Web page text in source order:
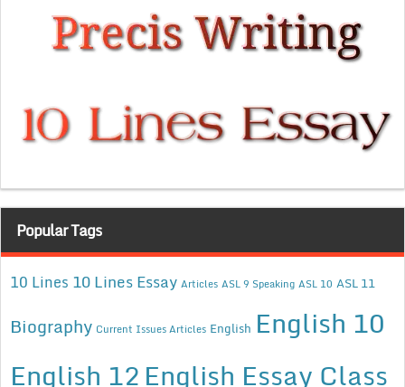
Popular Tags
10 Lines 10 Lines Essay Articles ASL 9 Speaking ASL 10 ASL 11
Biography Current Issues Articles English English 10
English 12English Essay Class